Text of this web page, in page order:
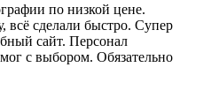
по низкой цене.
всё сделали быстро. Супер
сайт. Персонал
с выбором. Обязательно